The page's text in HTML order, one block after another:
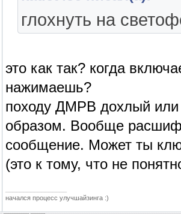
глохнуть на
это как так? когда
нажимаешь?
походу ДМРВ дохлый
образом. Вообще
сообщение. Может ты
(это к тому, что не
начался процесс улучшайзинга :)